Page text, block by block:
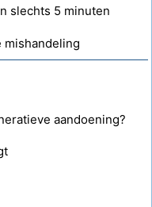
slechts 5 minuten
mishandeling
aandoening?